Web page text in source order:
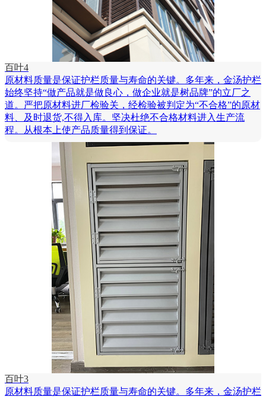
百叶4
原材料质量是保证护栏质量与寿命的关键。多年来，金汤护栏
始终坚持“做产品就是做良心，做企业就是树品牌”的立厂之
道。严把原材料进厂检验关，经检验被判定为“不合格”的原材
料、及时退货,不得入库。坚决杜绝不合格材料进入生产流
程。从根本上使产品质量得到保证。
百叶3
原材料质量是保证护栏质量与寿命的关键。多年来，金汤护栏